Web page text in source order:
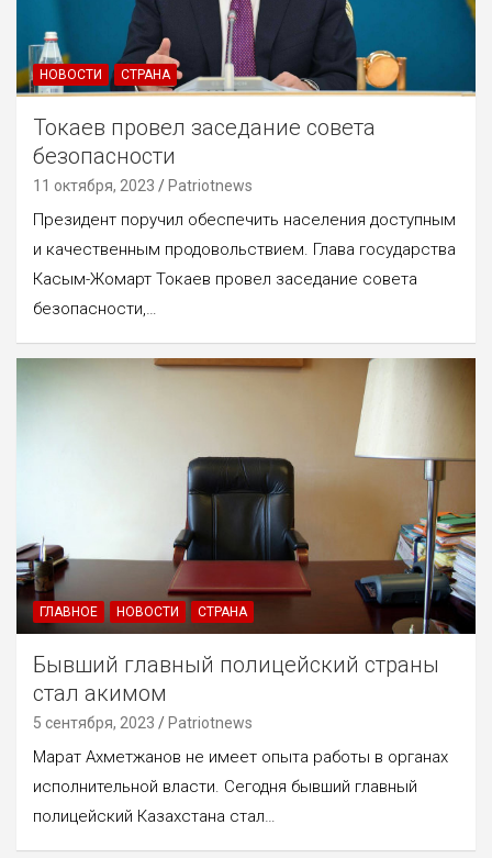
НОВОСТИ СТРАНА
Токаев провел заседание совета
безопасности
11 октября, 2023 Patriotnews
Президент поручил обеспечить населения доступным
и качественным продовольствием. Глава государства
Касым-Жомарт Токаев провел заседание совета
безопасности,…
ГЛАВНОЕ НОВОСТИ СТРАНА
Бывший главный полицейский страны
стал акимом
5 сентября, 2023 Patriotnews
Марат Ахметжанов не имеет опыта работы в органах
исполнительной власти. Сегодня бывший главный
полицейский Казахстана стал…